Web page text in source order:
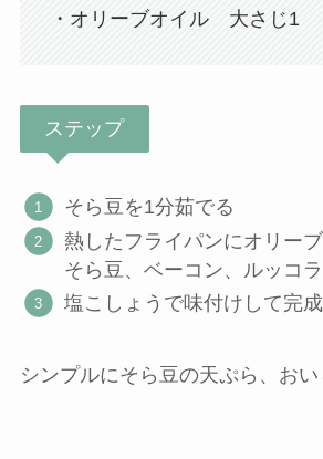
・オリーブオイル 大さじ1
ステップ
そら豆を1分茹でる
熱したフライパンにオリーブ
そら豆、ベーコン、ルッコ
塩こしょうで味付けして完成
シンプルにそら豆の天ぷら、おい